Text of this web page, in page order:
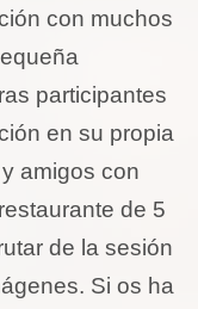
con muchos
participantes
en su propia
amigos con
de 5
de la sesión
Si os ha